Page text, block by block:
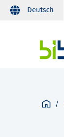
Deutsch